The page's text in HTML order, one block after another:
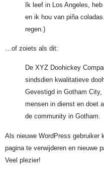
Ik leef in Los Angeles,
en ik hou van piña
regen.)
…of zoiets als dit:
De XYZ Doohickey
sindsdien kwalitatieve
Gevestigd in Gotham
mensen in dienst en doet
de community in Gotham.
Als nieuwe WordPress gebruiker
pagina te verwijderen en nieuwe
Veel plezier!